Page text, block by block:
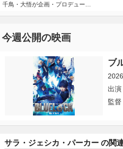
千鳥・大悟が企画・プロデュー…
今週公開の映画
ブ
出
監
サラ・ジェシカ・パーカー の関